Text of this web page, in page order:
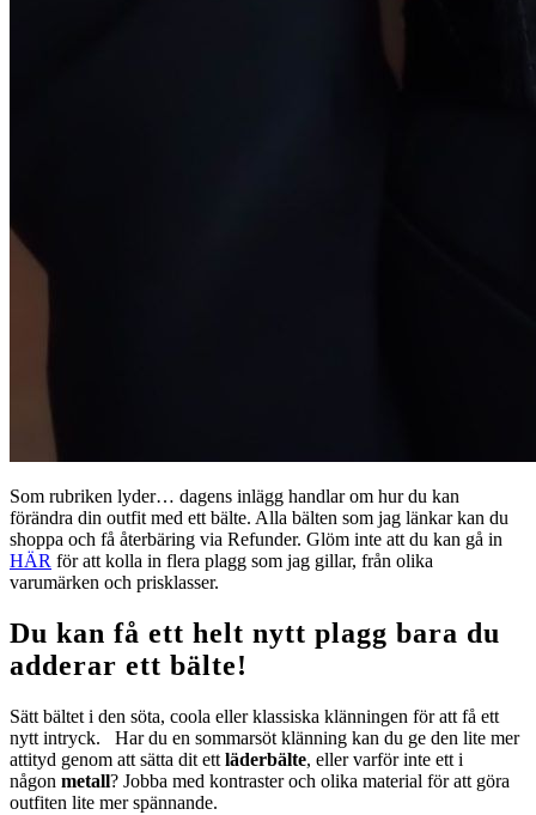
Som rubriken lyder… dagens inlägg handlar om hur du kan
förändra din outfit med ett bälte. Alla bälten som jag länkar kan du
shoppa och få återbäring via Refunder. Glöm inte att du kan gå in
HÄR för att kolla in flera plagg som jag gillar, från olika
varumärken och prisklasser.
Du kan få ett helt nytt plagg bara du
adderar ett bälte!
Sätt bältet i den söta, coola eller klassiska klänningen för att få ett
nytt intryck. Har du en sommarsöt klänning kan du ge den lite mer
attityd genom att sätta dit ett läderbälte, eller varför inte ett i
någon metall? Jobba med kontraster och olika material för att göra
outfiten lite mer spännande.